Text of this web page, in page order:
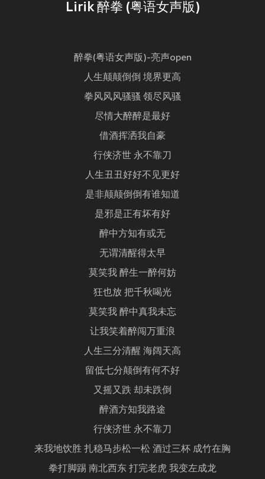
Lirik 醉拳 (粤语女声版)
醉拳(粤语女声版)-亮声open
人生颠颠倒倒 境界更高
拳风风风骚骚 领尽风骚
尽情大醉醉是最好
借酒挥洒我自豪
行侠济世 永不靠刀
人生丑丑好好不见更好
是非颠颠倒倒有谁知道
是邪是正有坏有好
醉中方知有或无
无谓清醒得太早
莫笑我 醉生一醉何妨
狂也放 把千秋喝光
莫笑我 醉中真我未忘
让我笑着醉闯万重浪
人生三分清醒 海阔天高
留低七分颠倒有何不好
又摇又跌 却未跌倒
醉酒方知我路途
行侠济世 永不靠刀
来我地饮胜 扎稳马步松一松 酒过三杯 成竹在胸
拳打脚踢 南北西东 打完老虎 我变左成龙